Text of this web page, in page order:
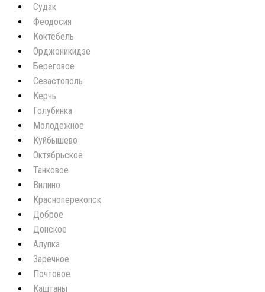
Судак
Феодосия
Коктебель
Орджоникидзе
Береговое
Севастополь
Керчь
Голубинка
Молодежное
Куйбышево
Октябрьское
Танковое
Вилино
Красноперекопск
Доброе
Донское
Алупка
Заречное
Почтовое
Каштаны